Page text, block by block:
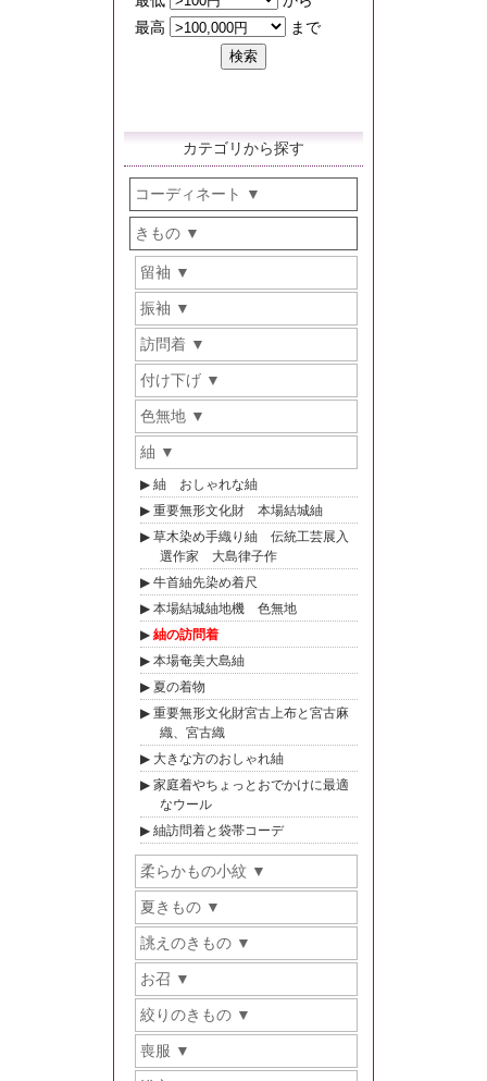
カテゴリから探す
コーディネート
きもの
留袖
振袖
訪問着
付け下げ
色無地
紬
紬 おしゃれな紬
重要無形文化財 本場結城紬
草木染め手織り紬 伝統工芸展入
選作家 大島律子作
牛首紬先染め着尺
本場結城紬地機 色無地
紬の訪問着
本場奄美大島紬
夏の着物
重要無形文化財宮古上布と宮古麻
織、宮古織
大きな方のおしゃれ紬
家庭着やちょっとおでかけに最適
なウール
紬訪問着と袋帯コーデ
柔らかもの小紋
夏きもの
誂えのきもの
お召
絞りのきもの
喪服